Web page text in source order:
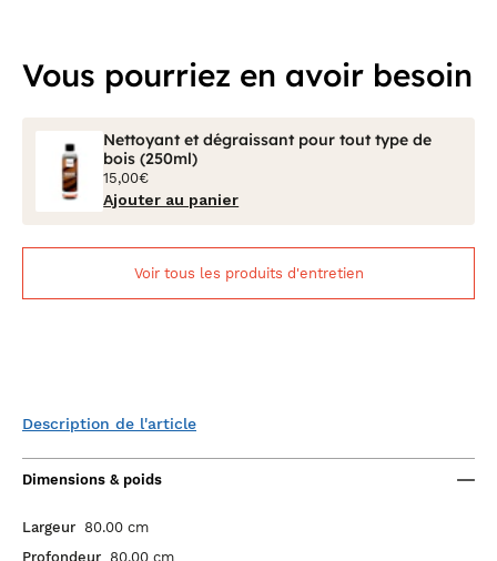
Vous pourriez en avoir besoin
Nettoyant et dégraissant pour tout type de
bois (250ml)
15,00€
Ajouter au panier
Voir tous les produits d'entretien
Description de l'article
Dimensions & poids
Largeur 80.00 cm
Profondeur 80.00 cm